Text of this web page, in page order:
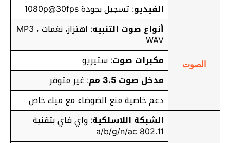
الفيديو: تسجيل بجودة 1080p@30fps
الصوت
أنواع صوت التنبيه : اهتزاز، نغمات MP3 ،
WAV
مكبرات صوت: ستيريو
مدخل صوت 3.5 مم
: غير متوفر
دعم خاصية منع الضوضاء مع ميك خاص
الشبكة اللاسلكية: واي فاي بتقنية
802.11 a/b/g/n/ac